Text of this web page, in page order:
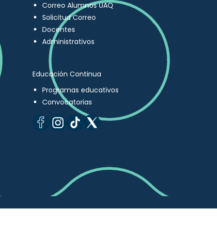
Correo Alumnos UAQ
Solicitud Correo
Docentes
Administrativos
Educación Continua
Programas educativos
Convocatorias